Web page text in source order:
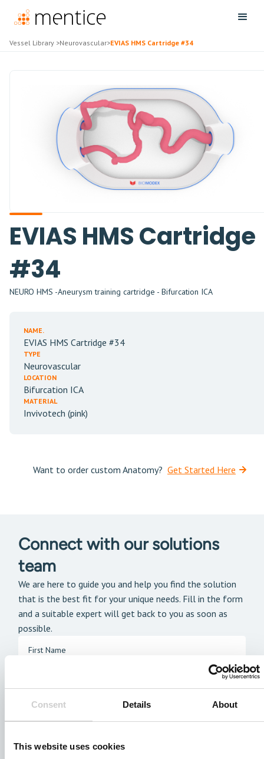
Consent Details About
This website uses cookies
Vessel Library >Neurovascular>EVIAS HMS Cartridge #34
EVIAS HMS Cartridge
#34
NEURO HMS -Aneurysm training cartridge - Bifurcation ICA
NAME.
EVIAS HMS Cartridge #34
TYPE
Neurovascular
LOCATION
Bifurcation ICA
MATERIAL
Invivotech (pink)
Want to order custom Anatomy? Get Started Here
Connect with our solutions
team
We are here to guide you and help you find the solution
that is the best fit for your unique needs. Fill in the form
and a suitable expert will get back to you as soon as
possible.